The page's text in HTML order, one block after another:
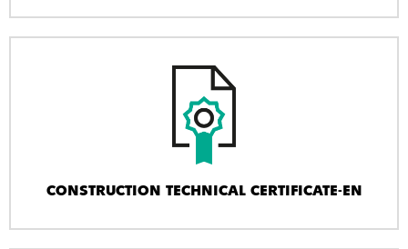
CONSTRUCTION TECHNICAL CERTIFICATE-EN